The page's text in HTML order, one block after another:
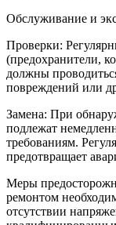
Обслуживание и
Проверки:
(предохранители,
должны
повреждений или
Замена: При
подлежат
требованиям.
предотвращает
Меры
ремонтом
отсутствии